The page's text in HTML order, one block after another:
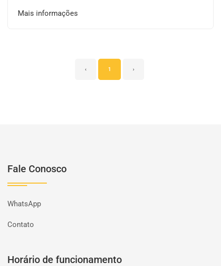
Mais informações
‹ 1 ›
Fale Conosco
WhatsApp
Contato
Horário de funcionamento